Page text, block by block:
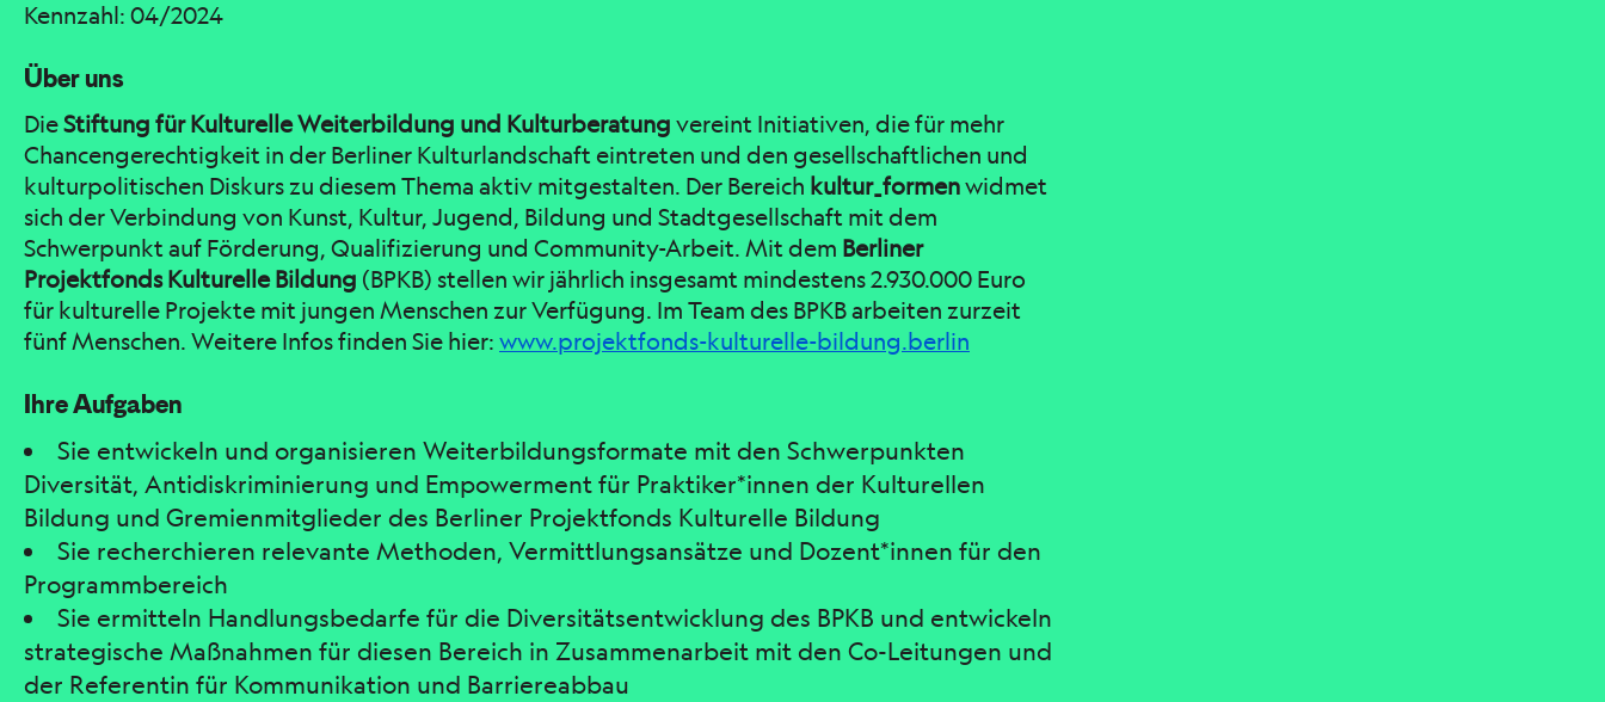
Kennzahl: 04/2024
Über uns
DieStiftung für Kulturelle Weiterbildung und Kulturberatung vereint Initiativen, die für mehr
Chancengerechtigkeit in der Berliner Kulturlandschaft eintreten und den gesellschaftlichen und
kulturpolitischen Diskurs zu diesem Thema aktiv mitgestalten. Der Bereich kultur_formenwidmet
sich der Verbindung von Kunst, Kultur, Jugend, Bildung und Stadtgesellschaft mit dem
Schwerpunkt auf Förderung, Qualifizierung und Community-Arbeit. Mit dem Berliner
Projektfonds Kulturelle Bildung (BPKB) stellen wir jährlich insgesamt mindestens 2.930.000 Euro
für kulturelle Projekte mit jungen Menschen zur Verfügung. Im Team des BPKB arbeiten zurzeit
fünf Menschen. Weitere Infos finden Sie hier: www.projektfonds-kulturelle-bildung.berlin
Ihre Aufgaben
Sie entwickeln und organisieren Weiterbildungsformate mit den Schwerpunkten
Diversität, Antidiskriminierung und Empowerment für Praktiker*innen der Kulturellen
Bildung und Gremienmitglieder des Berliner Projektfonds Kulturelle Bildung
Sie recherchieren relevante Methoden, Vermittlungsansätze und Dozent*innen für den
Programmbereich
Sie ermitteln Handlungsbedarfe für die Diversitätsentwicklung des BPKB und entwickeln
strategische Maßnahmen für diesen Bereich in Zusammenarbeit mit den Co-Leitungen und
der Referentin für Kommunikation und Barriereabbau